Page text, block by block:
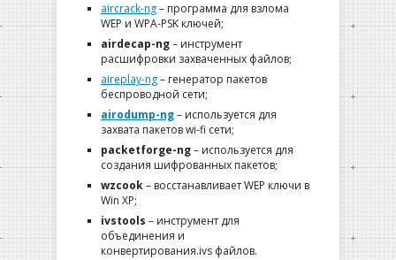
aircrack-ng– программа для взлома
WEP и WPA-PSK ключей;
airdecap-ng– инструмент
расшифровки захваченных файлов;
aireplay-ng– генератор пакетов
беспроводной сети;
airodump-ng– используется для
захвата пакетов wi-fi сети;
packetforge-ng– используется для
создания шифрованных пакетов;
wzcook– восстанавливает WEP ключи в
Win XP;
ivstools – инструмент для
объединения и
конвертирования.ivs файлов.